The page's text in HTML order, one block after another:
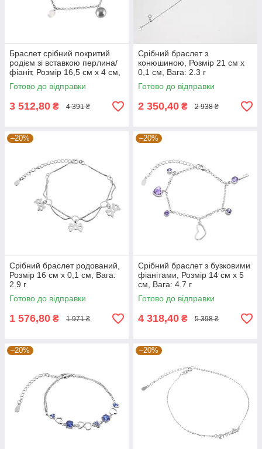
Браслет срібний покритий
родієм зі вставкою перлина/
фіаніт, Розмір 16,5 см x 4 см,
Вага: 4.7 г
Готово до відправки
3 512,80 ₴ 4 391 ₴
Срібний браслет з
конюшиною, Розмір 21 см x
0,1 см, Вага: 2.3 г
Готово до відправки
2 350,40 ₴ 2 938 ₴
–20%
Срібний браслет родований,
Розмір 16 см x 0,1 см, Вага:
2.9 г
Готово до відправки
1 576,80 ₴ 1 971 ₴
–20%
Срібний браслет з бузковими
фіанітами, Розмір 14 см x 5
см, Вага: 4.7 г
Готово до відправки
4 318,40 ₴ 5 398 ₴
–20% –20%